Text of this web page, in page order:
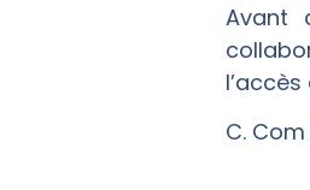
Avant
‎C.